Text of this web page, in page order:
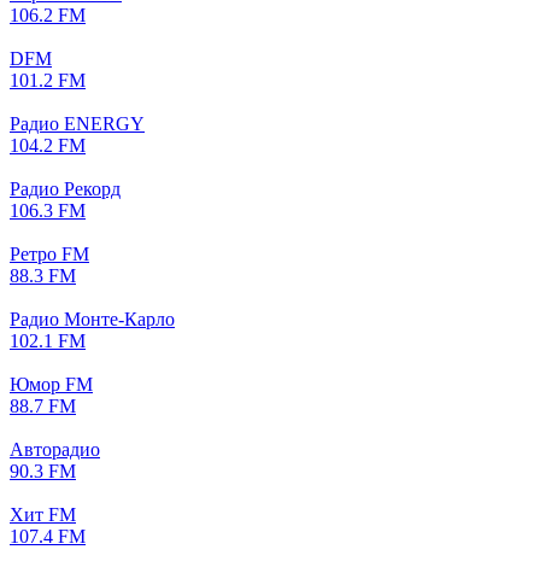
106.2 FM
DFM
101.2 FM
Радио ENERGY
104.2 FM
Радио Рекорд
106.3 FM
Ретро FM
88.3 FM
Радио Монте-Карло
102.1 FM
Юмор FM
88.7 FM
Авторадио
90.3 FM
Хит FM
107.4 FM